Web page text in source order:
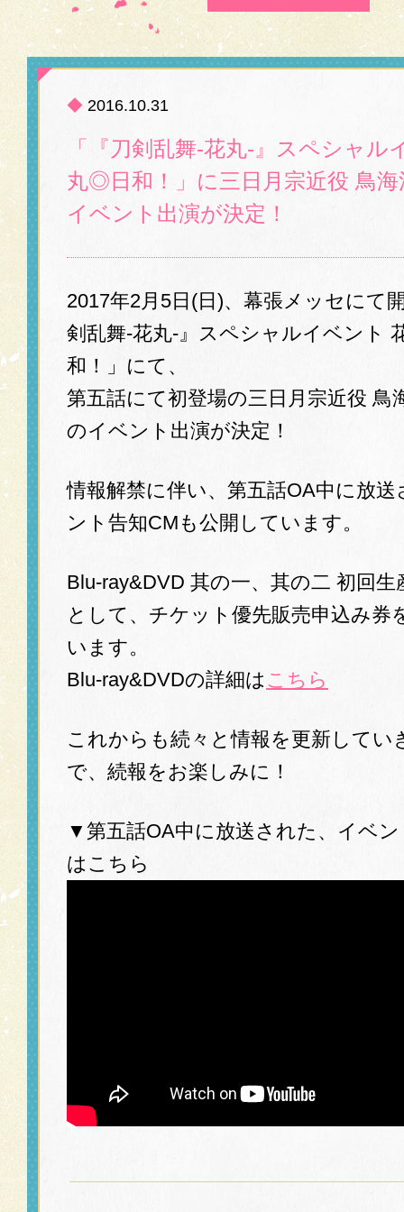
◆ 2016.10.31
「『刀剣乱舞-花丸-』スペシャル
丸◎日和！」に三日月宗近役 鳥
イベント出演が決定！
2017年2月5日(日)、幕張メッセにて
剣乱舞-花丸-』スペシャルイベント
和！」にて、
第五話にて初登場の三日月宗近役 鳥
のイベント出演が決定！
情報解禁に伴い、第五話OA中に放
ント告知CMも公開しています。
Blu-ray&DVD 其の一、其の二 初回生
として、チケット優先販売申込み券
います。
Blu-ray&DVDの詳細は こちら
これからも続々と情報を更新してい
で、続報をお楽しみに！
▼第五話OA中に放送された、イベン
はこちら